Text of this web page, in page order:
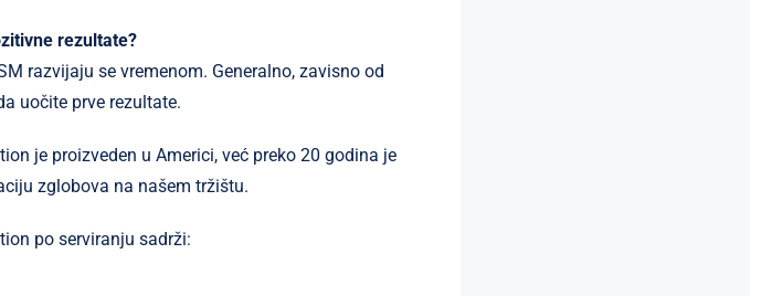
rezultate?
razvijaju se vremenom. Generalno, zavisno od
uočite prve rezultate.
je proizveden u Americi, već preko 20 godina je
zglobova na našem tržištu.
po serviranju sadrži: